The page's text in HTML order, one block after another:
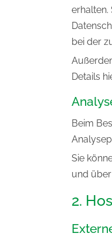
erhalten.
bei der
Details
Beim
Sie
und
2.